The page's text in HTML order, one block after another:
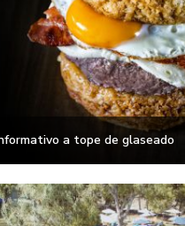
a tope de glaseado